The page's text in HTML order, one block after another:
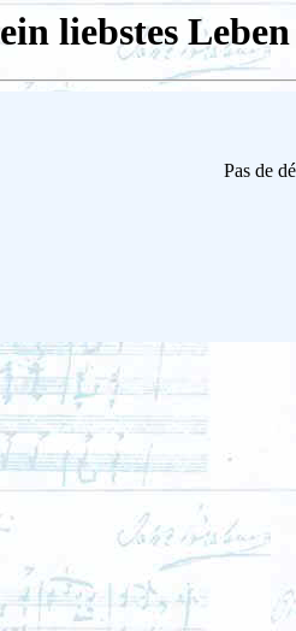
liebstes Leben
Pas de